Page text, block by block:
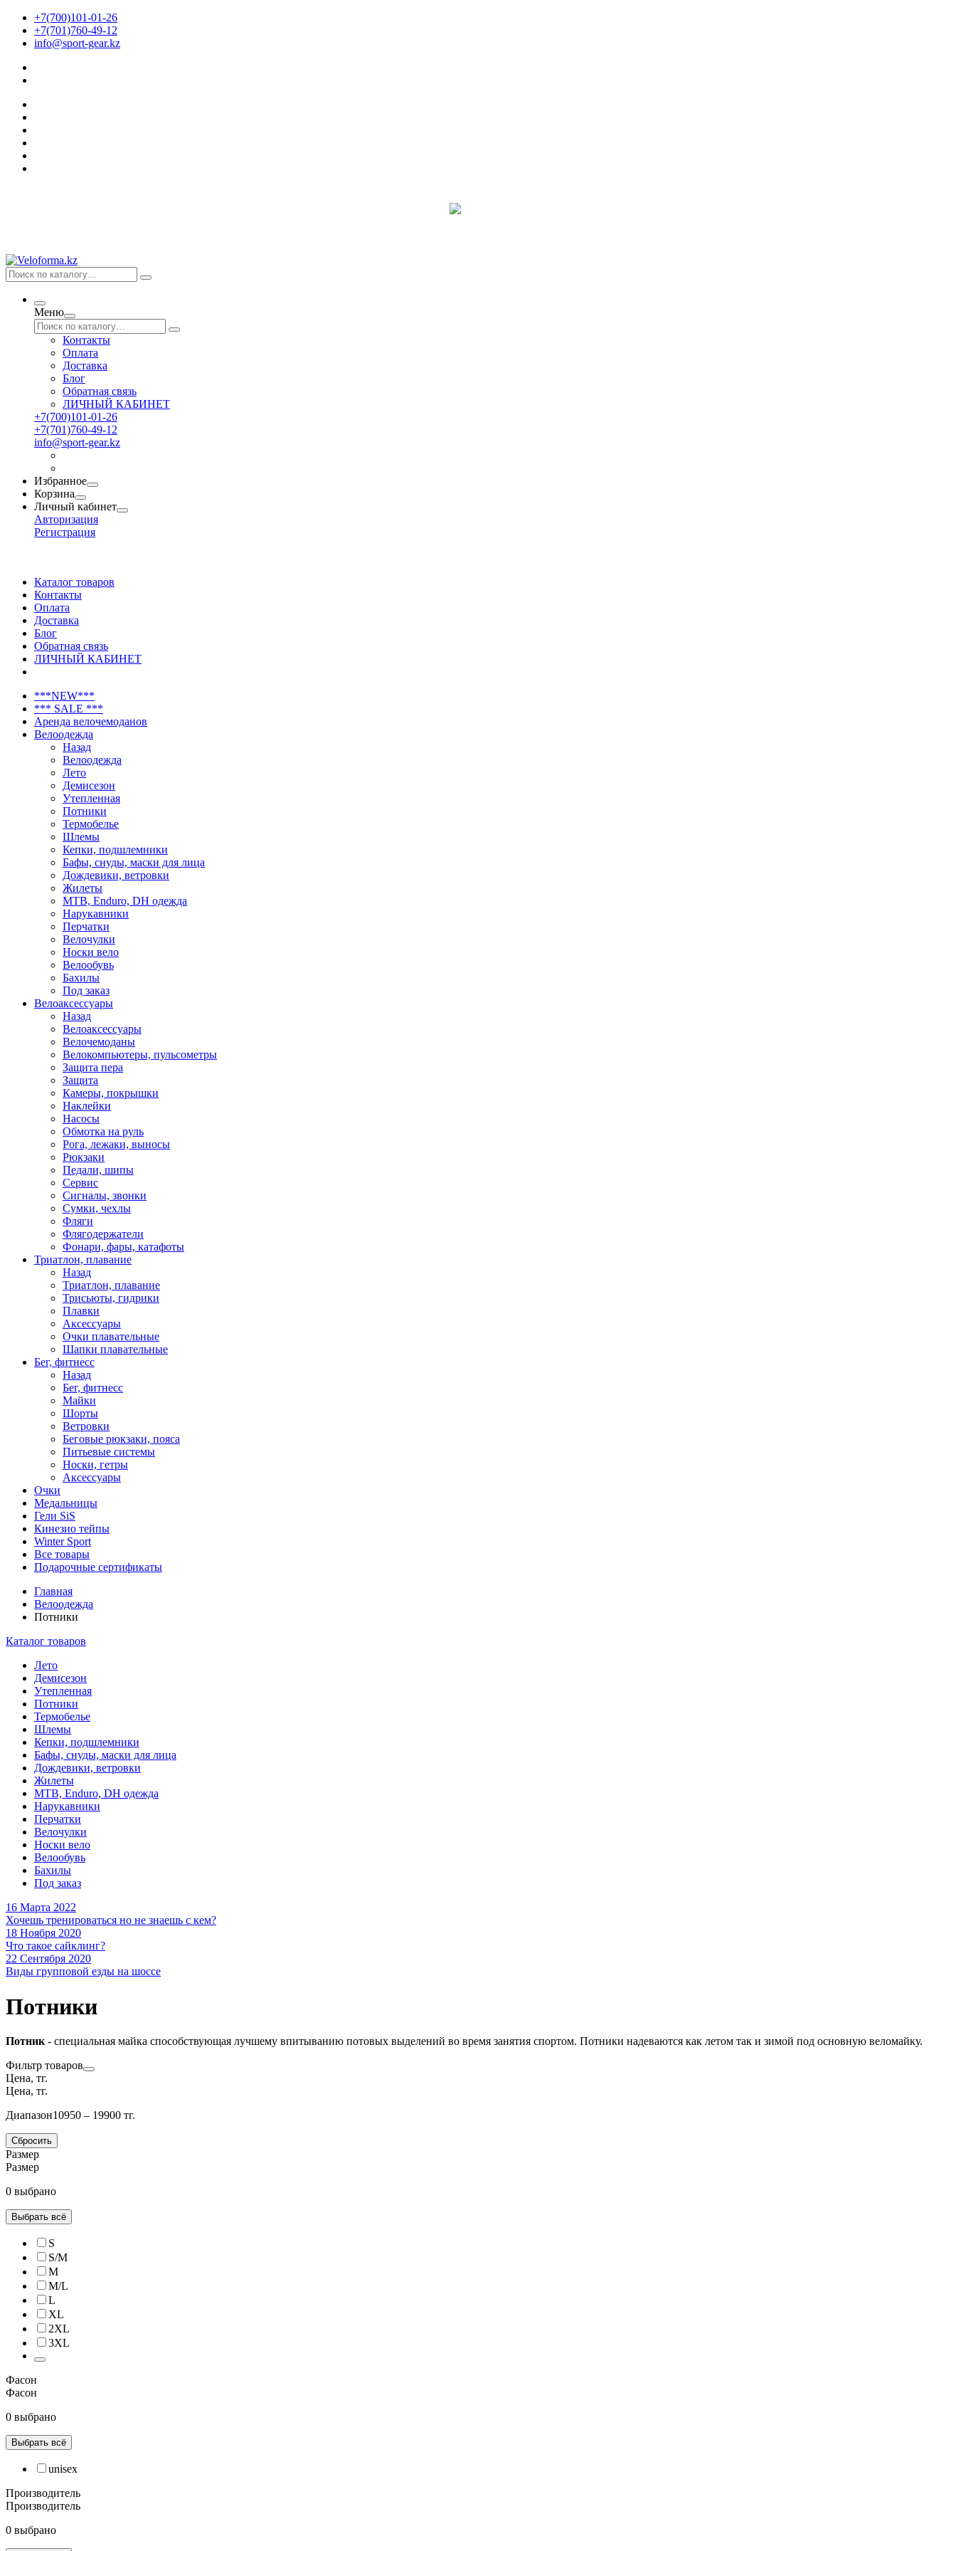
+7(700)101-01-26
+7(701)760-49-12
info@sport-gear.kz
Меню
Контакты
Оплата
Доставка
Блог
Обратная связь
ЛИЧНЫЙ КАБИНЕТ
+7(700)101-01-26
+7(701)760-49-12
info@sport-gear.kz
Избранное
Корзина
Личный кабинет
Авторизация
Регистрация
Каталог товаров
Контакты
Оплата
Доставка
Блог
Обратная связь
ЛИЧНЫЙ КАБИНЕТ
***NEW***
*** SALE ***
Аренда велочемоданов
Велоодежда
Назад
Велоодежда
Лето
Демисезон
Утепленная
Потники
Термобелье
Шлемы
Кепки, подшлемники
Бафы, снуды, маски для лица
Дождевики, ветровки
Жилеты
MTB, Enduro, DH одежда
Нарукавники
Перчатки
Велочулки
Носки вело
Велообувь
Бахилы
Под заказ
Велоаксессуары
Назад
Велоаксессуары
Велочемоданы
Велокомпьютеры, пульсометры
Защита пера
Защита
Камеры, покрышки
Наклейки
Насосы
Обмотка на руль
Рога, лежаки, выносы
Рюкзаки
Педали, шипы
Сервис
Сигналы, звонки
Сумки, чехлы
Фляги
Флягодержатели
Фонари, фары, катафоты
Триатлон, плавание
Назад
Триатлон, плавание
Трисьюты, гидрики
Плавки
Аксессуары
Очки плавательные
Шапки плавательные
Бег, фитнесс
Назад
Бег, фитнесс
Майки
Шорты
Ветровки
Беговые рюкзаки, пояса
Питьевые системы
Носки, гетры
Аксессуары
Очки
Медальницы
Гели SiS
Кинезио тейпы
Winter Sport
Все товары
Подарочные сертификаты
Главная
Велоодежда
Потники
Каталог товаров
Лето
Демисезон
Утепленная
Потники
Термобелье
Шлемы
Кепки, подшлемники
Бафы, снуды, маски для лица
Дождевики, ветровки
Жилеты
MTB, Enduro, DH одежда
Нарукавники
Перчатки
Велочулки
Носки вело
Велообувь
Бахилы
Под заказ
16 Марта 2022
Хочешь тренироваться но не знаешь с кем?
18 Ноября 2020
Что такое сайклинг?
22 Сентября 2020
Виды групповой езды на шоссе
Потники
Потник - специальная майка способствующая лучшему впитыванию потовых выделений во время занятия спортом. Потники надеваются как летом так и зимой под основную веломайку.
Фильтр товаров
Цена, тг.
Цена, тг.
Диапазон10950 – 19900 тг.
Сбросить
Размер
Размер
0 выбрано
Выбрать всё
S
S/M
M
M/L
L
XL
2XL
3XL
Фасон
Фасон
0 выбрано
Выбрать всё
unisex
Производитель
Производитель
0 выбрано